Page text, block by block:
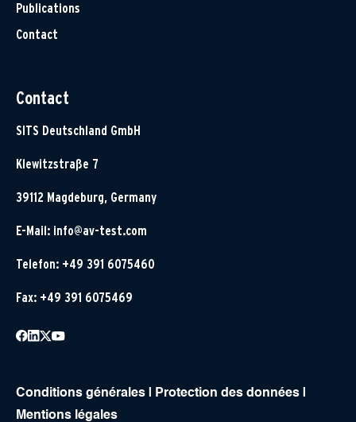
Publications
Contact
Contact
SITS Deutschland GmbH
Klewitzstraße 7
39112 Magdeburg, Germany
E-Mail: info@av-test.com
Telefon: +49 391 6075460
Fax: +49 391 6075469
Conditions générales Protection des données
Mentions légales